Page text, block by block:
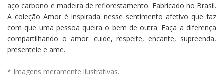
aço carbono e madeira de reflorestamento. Fabricado no Brasil.
A coleção Amor é inspirada nesse sentimento afetivo que faz
com que uma pessoa queira o bem de outra. Faça a diferença
compartilhando o amor: cuide, respeite, encante, supreenda,
presenteie e ame.
* Imagens meramente ilustrativas.